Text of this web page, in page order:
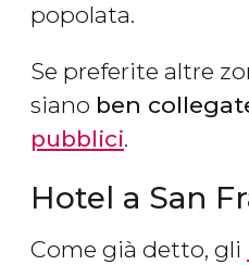
popolata.
Se preferite altre
siano ben
pubblici.
Hotel a San
Come già detto, gli